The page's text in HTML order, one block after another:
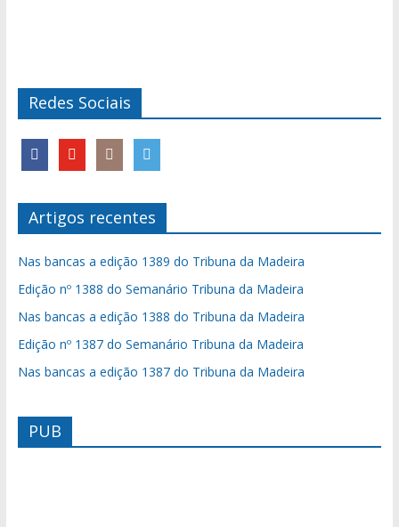
Redes Sociais
Artigos recentes
Nas bancas a edição 1389 do Tribuna da Madeira
Edição nº 1388 do Semanário Tribuna da Madeira
Nas bancas a edição 1388 do Tribuna da Madeira
Edição nº 1387 do Semanário Tribuna da Madeira
Nas bancas a edição 1387 do Tribuna da Madeira
PUB